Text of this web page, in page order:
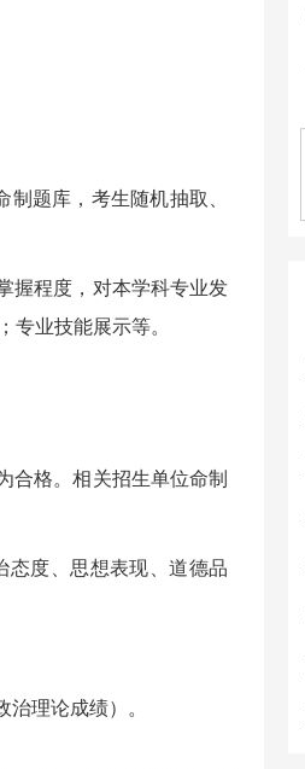
题库，考生随机抽取、
握程度，对本学科专业发
专业技能展示等。
合格。相关招生单位命制
态度、思想表现、道德品
理论成绩）。